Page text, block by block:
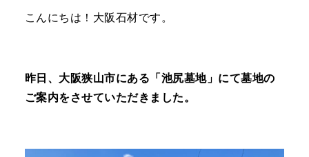
こんにちは！大阪石材です。
昨日、大阪狭山市にある「池尻墓地」にて墓地の
ご案内をさせていただきました。